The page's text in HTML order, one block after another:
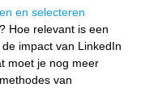
en selecteren
Hoe relevant is een
impact van LinkedIn
moet je nog meer
van